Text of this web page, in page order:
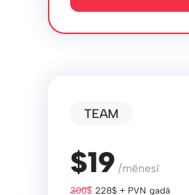
TEAM
$19 /mēnesī
300$ 228$ + PVN gadā